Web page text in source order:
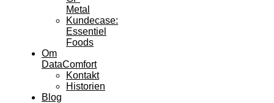
Metal
Kundecase:
Essentiel
Foods
Om
DataComfort
Kontakt
Historien
Blog